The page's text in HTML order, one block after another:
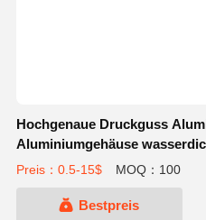
Hochgenaue Druckguss
Aluminiumgehäuse
Preis：0.5-15$ MOQ：100
Bestpreis